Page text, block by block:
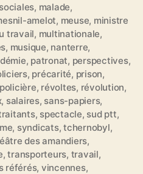
, malade,
amelot, meuse, ministre
travail, multinationale,
, musique, nanterre,
, patronat, perspectives,
, précarité, prison,
, révoltes, révolution,
, salaires, sans-papiers,
, spectacle, sud ptt,
, syndicats,tchernobyl,
des amandiers,
,transporteurs, travail,
référés, vincennes,